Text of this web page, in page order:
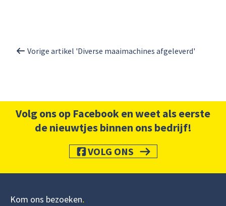
Vorige artikel 'Diverse maaimachines afgeleverd'
Volg ons op Facebook en weet als eerste
de nieuwtjes binnen ons bedrijf!
VOLG ONS
Kom ons bezoeken